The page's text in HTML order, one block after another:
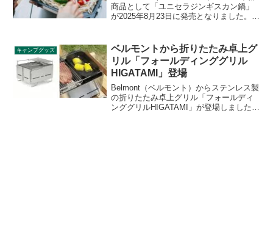
商品として「ユニセラジンギスカン鍋」
が2025年8月23日に発売となりました。ユ
で、形状は熱を効率よく食材に伝えま
す。フッ素樹脂加工によりお手入れも簡
単です。詳細をレビューします。
キャンプグッズ
ベルモントから折りたたみ卓上グ
リル「フォールディンググリル
HIGATAMI」登場
Belmont（ベルモント）からステンレス製
の折りたたみ卓上グリル「フォールディ
ンググリルHIGATAMI」が登場しました。